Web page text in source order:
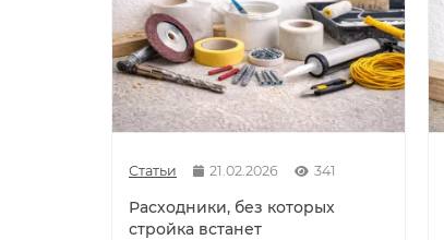
Статьи 21.02.2026 341
Расходники, без которых
стройка встанет